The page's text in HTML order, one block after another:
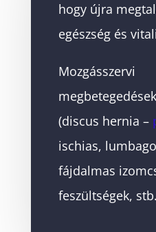
hogy újra
egészség és
Mozgásszervi
(discus hernia –
ischias,
fájdalmas
feszültségek,